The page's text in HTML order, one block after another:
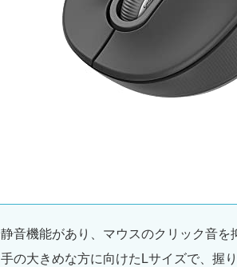
静音機能があり、マウスのクリック音を
手の大きめな方に向けたLサイズで、握